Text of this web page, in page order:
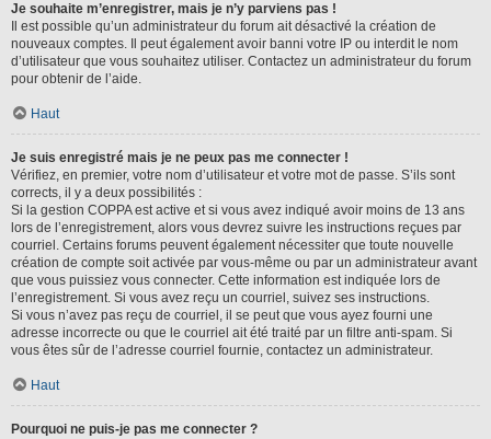
Je souhaite m’enregistrer, mais je n’y parviens pas !
Il est possible qu’un administrateur du forum ait désactivé la création de
nouveaux comptes. Il peut également avoir banni votre IP ou interdit le nom
d’utilisateur que vous souhaitez utiliser. Contactez un administrateur du forum
pour obtenir de l’aide.
Haut
Je suis enregistré mais je ne peux pas me connecter !
Vérifiez, en premier, votre nom d’utilisateur et votre mot de passe. S’ils sont
corrects, il y a deux possibilités :
Si la gestion COPPA est active et si vous avez indiqué avoir moins de 13 ans
lors de l’enregistrement, alors vous devrez suivre les instructions reçues par
courriel. Certains forums peuvent également nécessiter que toute nouvelle
création de compte soit activée par vous-même ou par un administrateur avant
que vous puissiez vous connecter. Cette information est indiquée lors de
l’enregistrement. Si vous avez reçu un courriel, suivez ses instructions.
Si vous n’avez pas reçu de courriel, il se peut que vous ayez fourni une
adresse incorrecte ou que le courriel ait été traité par un filtre anti-spam. Si
vous êtes sûr de l’adresse courriel fournie, contactez un administrateur.
Haut
Pourquoi ne puis-je pas me connecter ?